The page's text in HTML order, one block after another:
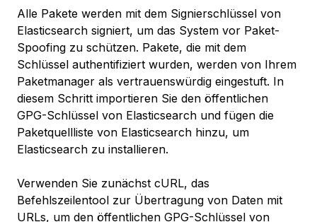
Alle Pakete werden mit dem Signierschlüssel von
Elasticsearch signiert, um das System vor Paket-
Spoofing zu schützen. Pakete, die mit dem
Schlüssel authentifiziert wurden, werden von Ihrem
Paketmanager als vertrauenswürdig eingestuft. In
diesem Schritt importieren Sie den öffentlichen
GPG-Schlüssel von Elasticsearch und fügen die
Paketquellliste von Elasticsearch hinzu, um
Elasticsearch zu installieren.
Verwenden Sie zunächst cURL, das
Befehlszeilentool zur Übertragung von Daten mit
URLs, um den öffentlichen GPG-Schlüssel von